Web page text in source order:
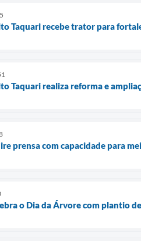
Taquari recebe trator para
Taquari realiza reforma e
prensa com capacidade para
o Dia da Árvore com plantio